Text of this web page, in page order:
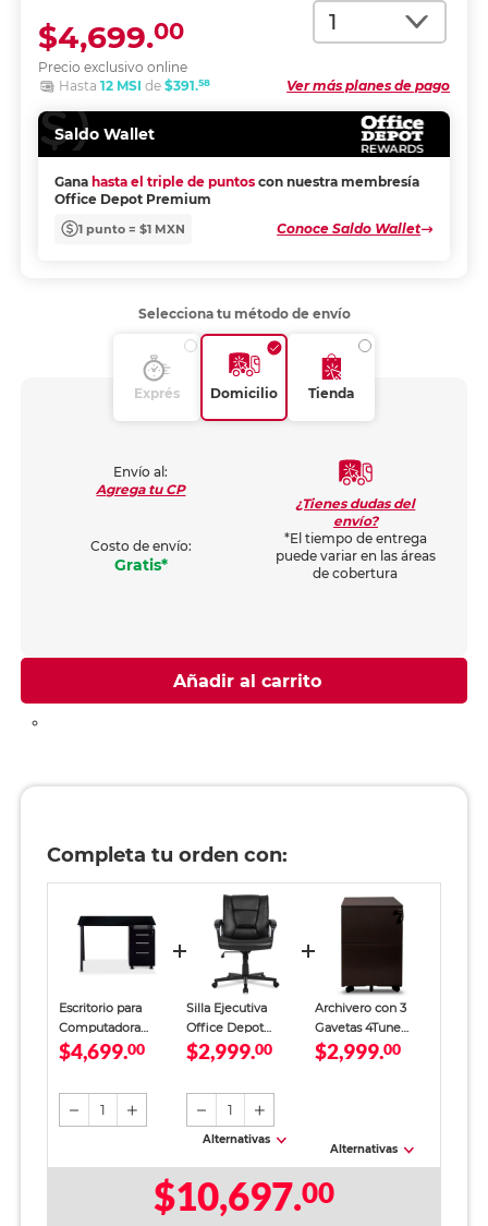
Cantidad
Precio exclusivo online
$4,699.00
Ver más planes de pago
Hasta 12 MSI de $391.58
Saldo Wallet
Gana hasta el triple de puntos con nuestra membresía
Office Depot Premium
1 punto = $1 MXN Conoce Saldo Wallet
Selecciona tu método de envío
Exprés Domicilio Tienda
Envío al:
Agrega tu CP
Costo de envío:
Gratis*
¿Tienes dudas del
envío?
*El tiempo de entrega
puede variar en las áreas
de cobertura
Añadir al carrito
Completa tu orden con:
Escritorio para
Computadora
Office Depot con
Cajonera MDF
$4,699.00
1
Silla Ejecutiva
Office Depot
Cuero Vegano
Negro
$2,999.00
1
Alternativas
Archivero con 3
Gavetas 4Tune
Metal Negro
$2,999.00
Alternativas
$10,697.00